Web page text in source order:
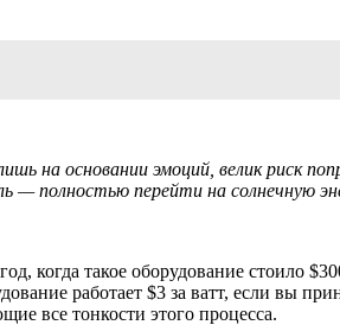
на основании эмоций, велик риск
— полностью перейти на солнечную
когда такое оборудование стоило
работает $3 за ватт, если вы
все тонкости этого процесса.